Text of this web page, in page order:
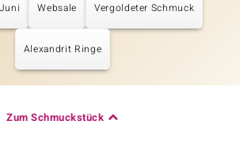
Websale Vergoldeter Schmuck
Alexandrit Ringe
Zum Schmuckstück